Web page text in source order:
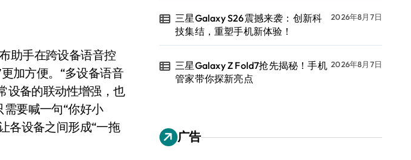
助手在跨设备语音控
加方便。“多设备语音
设备的联动性增强，也
要喊一句“你好小
各设备之间形成“一拖
三星Galaxy S26震撼来袭：创新科
技集结，重塑手机新体验！
2026年8月7日
三星Galaxy Z Fold7抢先揭秘！手机
管家带你探新亮点
2026年8月7日
广告